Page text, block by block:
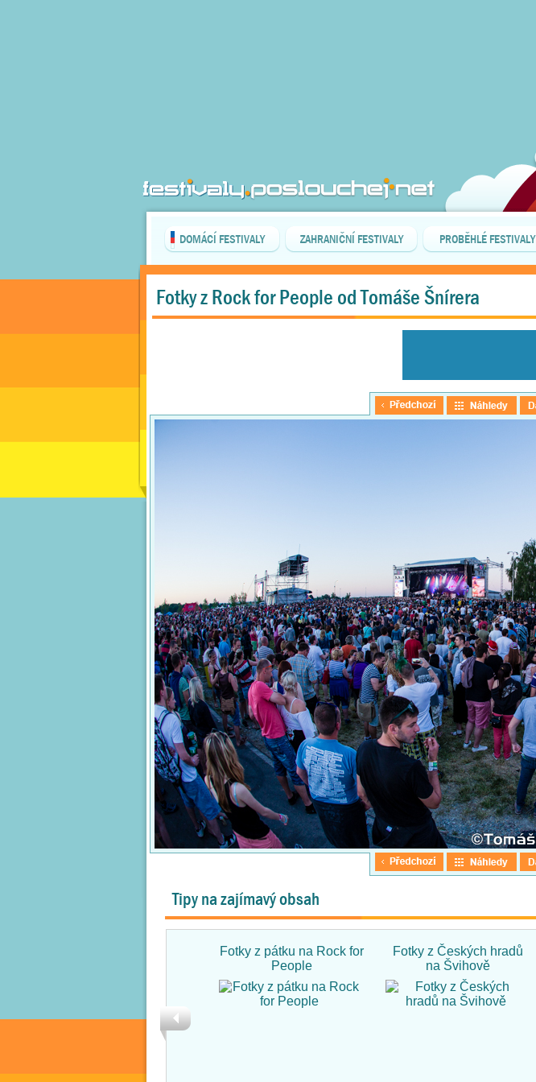
DOMÁCÍ FESTIVALY ZAHRANIČNÍ FESTIVALY PROBĚHLÉ FESTIVALY
Fotky z Rock for People od Tomáše Šnírera
Tipy na zajímavý obsah
Fotky z pátku na Rock for
People
Fotky z Českých hradů
na Švihově